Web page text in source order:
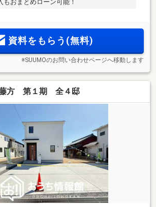
おまとめローン可能！
資料をもらう(無料)
※SUUMOのお問い合わせページへ移動します
方 第１期 全４邸